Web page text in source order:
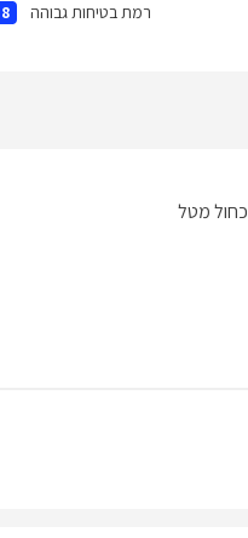
רמת בטיחות גבוהה 8
כחול מטל